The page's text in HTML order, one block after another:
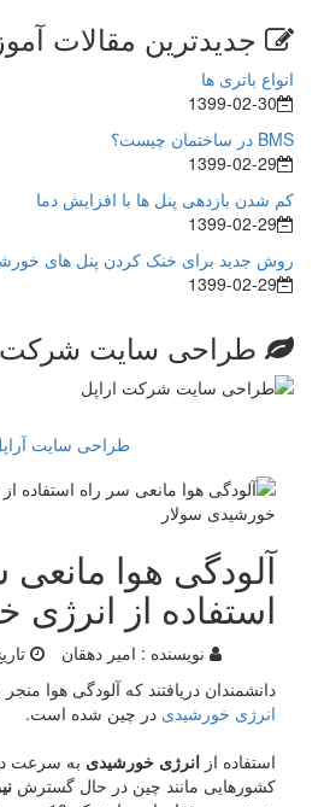
جدیدترین مقالات
انواع باتری ها
1399-02-30
BMS در ساختمان چیست؟
1399-02-29
کم شدن بازدهی پنل ها با افزایش دما
1399-02-29
روش جدید برای خنک کردن پنل های
1399-02-29
طراحی سایت شرکت
طراحی سایت
آلودگی هوا
استفاده از
نویسنده : امیر دهقان
دانشمندان دریافتند که آلودگی هوا
انرژی خورشیدی در چین شده است.
استفاده از انرژی خورشیدی به سرعت
کشورهایی مانند چین در حال گسترش